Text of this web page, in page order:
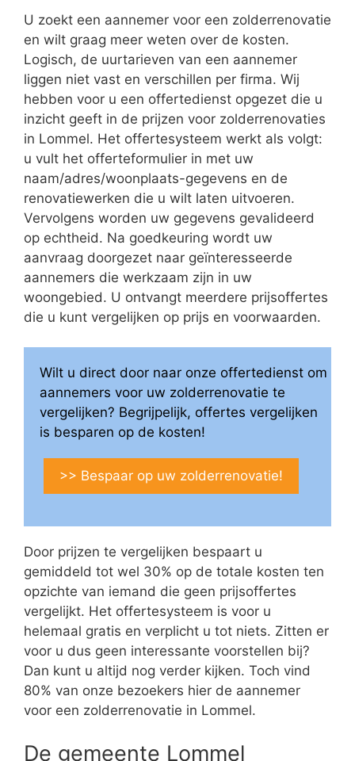
U zoekt een aannemer voor een zolderrenovatie
en wilt graag meer weten over de kosten.
Logisch, de uurtarieven van een aannemer
liggen niet vast en verschillen per firma. Wij
hebben voor u een offertedienst opgezet die u
inzicht geeft in de prijzen voor zolderrenovaties
in Lommel. Het offertesysteem werkt als volgt:
u vult het offerteformulier in met uw
naam/adres/woonplaats-gegevens en de
renovatiewerken die u wilt laten uitvoeren.
Vervolgens worden uw gegevens gevalideerd
op echtheid. Na goedkeuring wordt uw
aanvraag doorgezet naar geïnteresseerde
aannemers die werkzaam zijn in uw
woongebied. U ontvangt meerdere prijsoffertes
die u kunt vergelijken op prijs en voorwaarden.
Wilt u direct door naar onze offertedienst om
aannemers voor uw zolderrenovatie te
vergelijken? Begrijpelijk, offertes vergelijken
is besparen op de kosten!
>> Bespaar op uw zolderrenovatie!
Door prijzen te vergelijken bespaart u
gemiddeld tot wel 30% op de totale kosten ten
opzichte van iemand die geen prijsoffertes
vergelijkt. Het offertesysteem is voor u
helemaal gratis en verplicht u tot niets. Zitten er
voor u dus geen interessante voorstellen bij?
Dan kunt u altijd nog verder kijken. Toch vind
80% van onze bezoekers hier de aannemer
voor een zolderrenovatie in Lommel.
De gemeente Lommel